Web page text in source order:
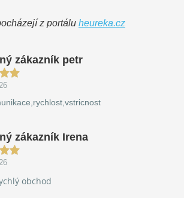
z portálu heureka.cz
zákazník petr
zákazník Irena
obchod